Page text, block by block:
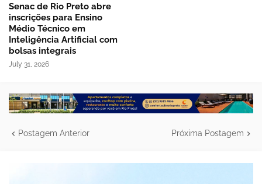
Senac de Rio Preto abre
inscrições para Ensino
Médio Técnico em
Inteligência Artificial com
bolsas integrais
July 31, 2026
Postagem Anterior Próxima Postagem